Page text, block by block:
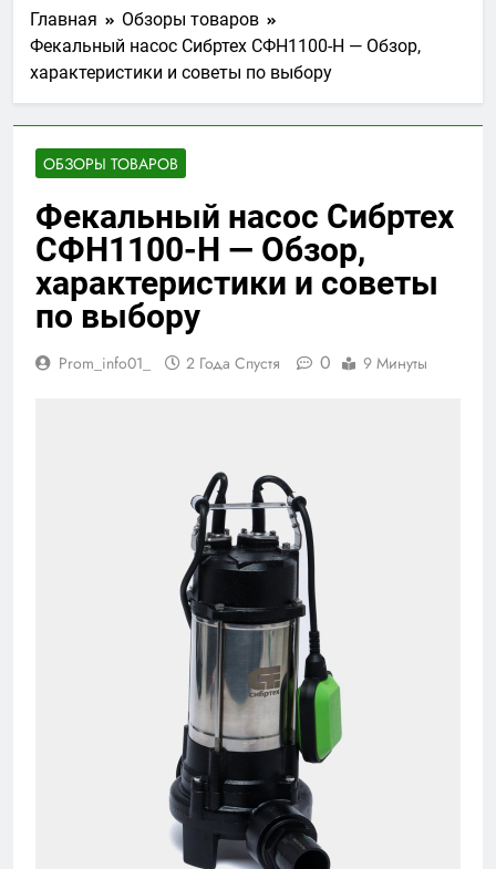
Главная
Обзоры товаров
Фекальный насос Сибртех СФН1100-Н — Обзор,
характеристики и советы по выбору
ОБЗОРЫ ТОВАРОВ
Фекальный насос Сибртех
СФН1100-Н — Обзор,
характеристики и советы
по выбору
Prom_info01_ 2 Года Спустя 0 9 Минуты